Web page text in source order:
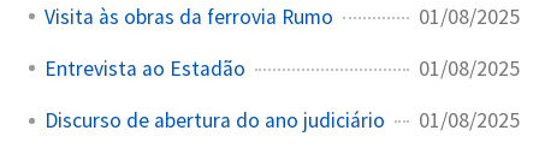
Visita às obras da ferrovia Rumo 01/08/2025
Entrevista ao Estadão 01/08/2025
Discurso de abertura do ano judiciário 01/08/2025